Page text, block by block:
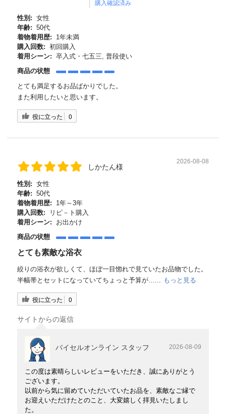
購入確認済み
性別: 女性
年齢: 50代
着物着用歴:
1年未満
購入回数: 初回購入
着用シーン: 卒入式・七五三, 普段使い
商品の状態
とても満足するお品ばかりでした。
また利用したいと思います。
役に立った 0
しかたん様
2026-08-08
性別: 女性
年齢: 50代
着物着用歴:
1年～3年
購入回数:
リピ－ト購入
着用シーン:
お出かけ
商品の状態
とても素敵な浴衣
絞りの浴衣が欲しくて、ほぼ一目惚れで見ていたお品物でした。
半幅帯とセットになっていてちょっと予算が…... もっと見る
役に立った 0
サイトからの返信
バイセルオンライン スタッフ 2026-08-09
この度は素晴らしいレビューをいただき、誠にありがとう
ございます。
以前から気に留めていただいていたお品を、素敵なご縁で
お迎えいただけたとのこと、大変嬉しく拝見いたしまし
た。